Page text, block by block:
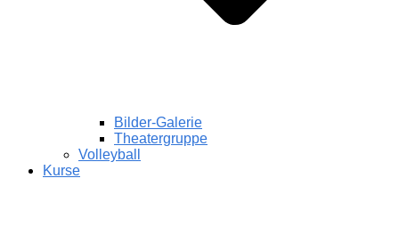
Bilder-Galerie
Theatergruppe
Volleyball
Kurse